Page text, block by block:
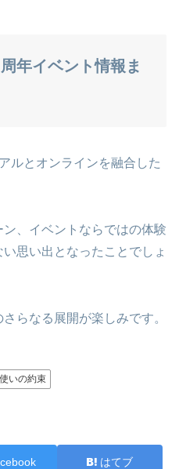
年イベント情報ま
ルとオンラインを融合した
、イベントならではの体験
思い出となったことでしょ
らなる展開が楽しみです。
いの約束
はてブ